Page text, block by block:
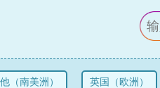
（南美洲） 英国（欧洲）